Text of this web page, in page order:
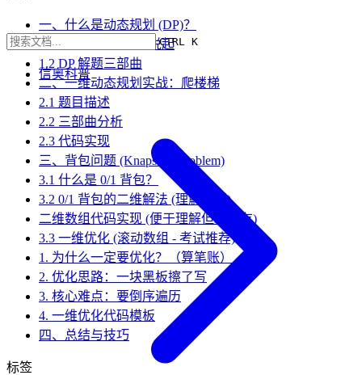
CTRL K
信奥科普
一、什么是动态规划 (DP)？
1.1 从斐波那契数列说起
1.2 DP 解题三部曲
二、一维动态规划实战：爬楼梯
2.1 题目描述
2.2 三部曲分析
2.3 代码实现
三、背包问题 (Knapsack Problem)
3.1 什么是 0/1 背包？
3.2 0/1 背包的二维解法 (理解原理)
二维数组代码实现 (便于理解但耗内存)
3.3 一维优化 (滚动数组 - 考试推荐)
1. 为什么一定要优化？（算笔账）
2. 优化思路：一块黑板擦了写
3. 核心难点：要倒序遍历
4. 一维优化代码模板
四、总结与技巧
标签